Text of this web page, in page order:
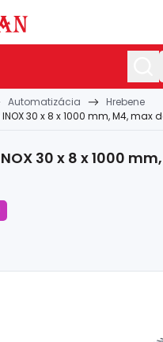
Automatizácia
Hrebene
30 x 8 x 1000 mm, M4, max
30 x 8 x 1000